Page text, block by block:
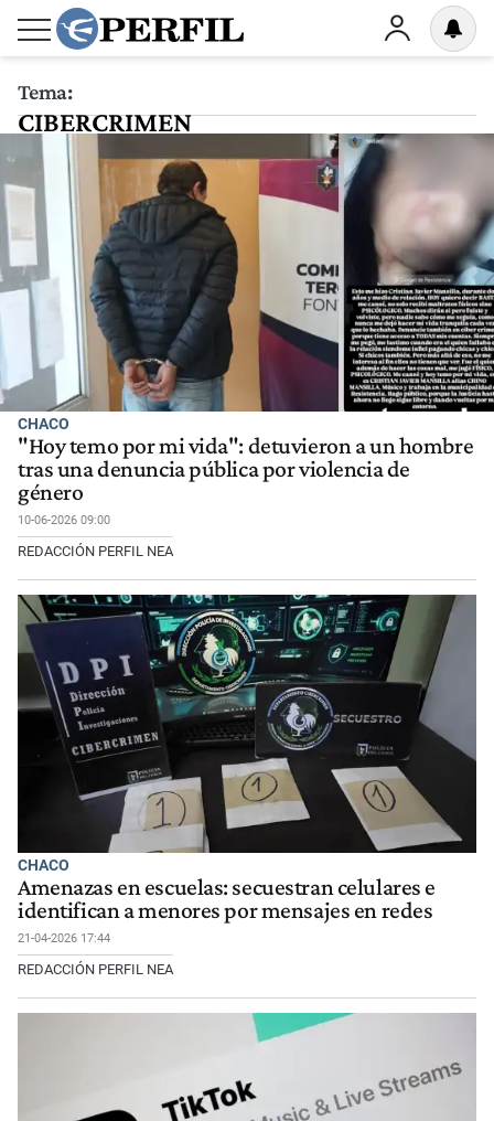
Tema:
CIBERCRIMEN
CHACO
"Hoy temo por mi vida": detuvieron a un hombre
tras una denuncia pública por violencia de
género
10-06-2026 09:00
REDACCIÓN PERFIL NEA
CHACO
Amenazas en escuelas: secuestran celulares e
identifican a menores por mensajes en redes
21-04-2026 17:44
REDACCIÓN PERFIL NEA